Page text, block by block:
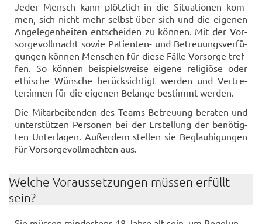
Jeder Mensch kann plötz­lich in die Si­tua­tio­nen kom­
men, sich nicht mehr selbst über sich und die ei­ge­nen
An­ge­le­gen­hei­ten ent­schei­den zu kön­nen. Mit der Vor­
sor­ge­voll­macht sowie Patienten-​ und Be­treu­ungs­ver­fü­
gun­gen kön­nen Men­schen für diese Fälle Vor­sor­ge tref­
fen. So kön­nen bei­spiels­wei­se ei­ge­ne re­li­giö­se oder
ethi­sche Wün­sche be­rück­sich­tigt wer­den und Ver­tre­
ter:innen für die ei­ge­nen Be­lan­ge be­stimmt wer­den.
Die Mit­ar­bei­ten­den des Teams Be­treu­ung be­ra­ten und
un­ter­stüt­zen Per­so­nen bei der Er­stel­lung der be­nö­tig­
ten Un­ter­la­gen. Au­ßer­dem stel­len sie Be­glau­bi­gun­gen
für Vor­sor­ge­voll­mach­ten aus.
Wel­che Vor­aus­set­zun­gen müs­sen er­füllt
sein?